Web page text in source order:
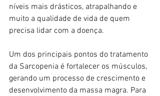
níveis mais drásticos, atrapalhando e
muito a qualidade de vida de quem
precisa lidar com a doença.
Um dos principais pontos do tratamento
da Sarcopenia é fortalecer os músculos,
gerando um processo de crescimento e
desenvolvimento da massa magra. Para